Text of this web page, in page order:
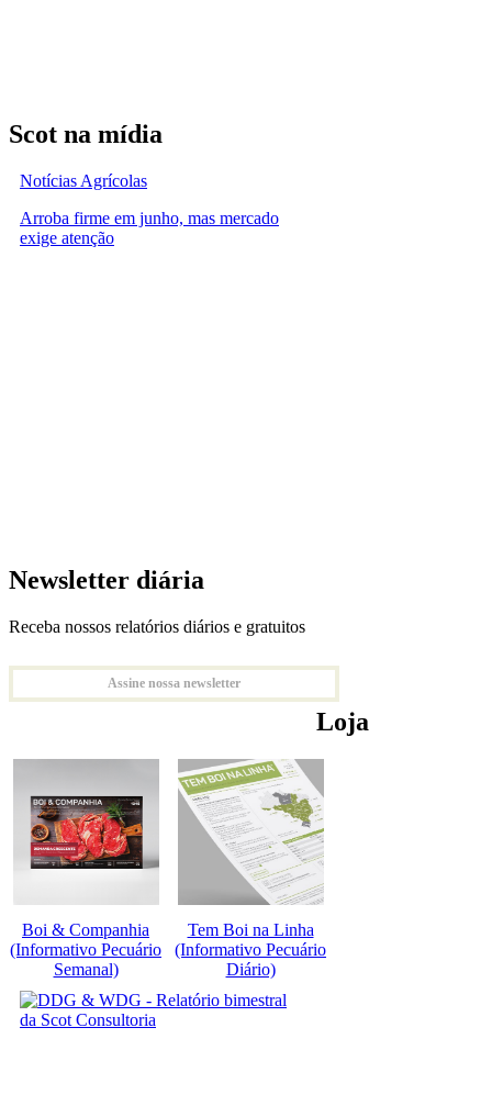
Scot na mídia
Notícias Agrícolas
Arroba firme em junho, mas mercado
exige atenção
Newsletter diária
Receba nossos relatórios diários e gratuitos
Assine nossa newsletter
Loja
Boi & Companhia
(Informativo Pecuário
Semanal)
Tem Boi na Linha
(Informativo Pecuário
Diário)